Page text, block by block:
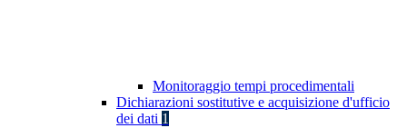
Monitoraggio tempi procedimentali
Dichiarazioni sostitutive e acquisizione d'ufficio
dei dati 1